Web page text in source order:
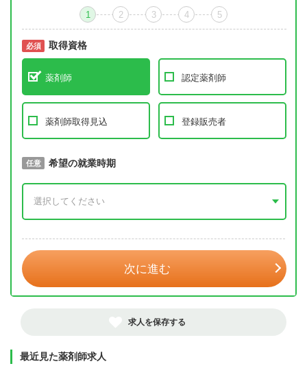
1 2 3 4 5
必須 取得資格
薬剤師 認定薬剤師
薬剤師取得見込 登録販売者
必須 取得予定年
任意 希望の就業時期
次に進む
求人を保存する
最近見た薬剤師求人